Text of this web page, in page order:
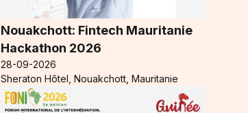
Nouakchott: Fintech Mauritanie
Hackathon 2026
28-09-2026
Sheraton Hôtel, Nouakchott, Mauritanie